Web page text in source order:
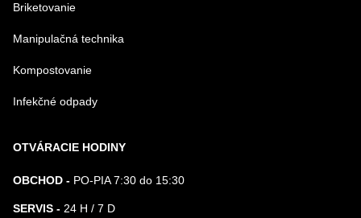
Briketovanie
Manipulačná technika
Kompostovanie
Infekčné odpady
OTVÁRACIE HODINY
OBCHOD - PO-PIA 7:30 do 15:30
SERVIS - 24 H / 7 D